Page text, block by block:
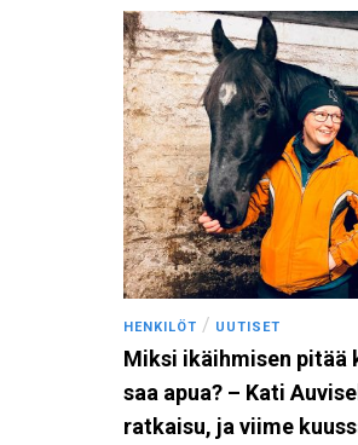
HENKILÖT / UUTISET
Miksi ikäihmisen pitää
saa apua? – Kati
ratkaisu, ja viime